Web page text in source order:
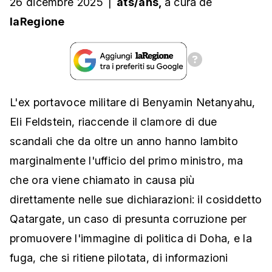
laRegione
L'ex portavoce militare di Benyamin Netanyahu,
Eli Feldstein, riaccende il clamore di due
scandali che da oltre un anno hanno lambito
marginalmente l'ufficio del primo ministro, ma
che ora viene chiamato in causa più
direttamente nelle sue dichiarazioni: il cosiddetto
Qatargate, un caso di presunta corruzione per
promuovere l'immagine di politica di Doha, e la
fuga, che si ritiene pilotata, di informazioni